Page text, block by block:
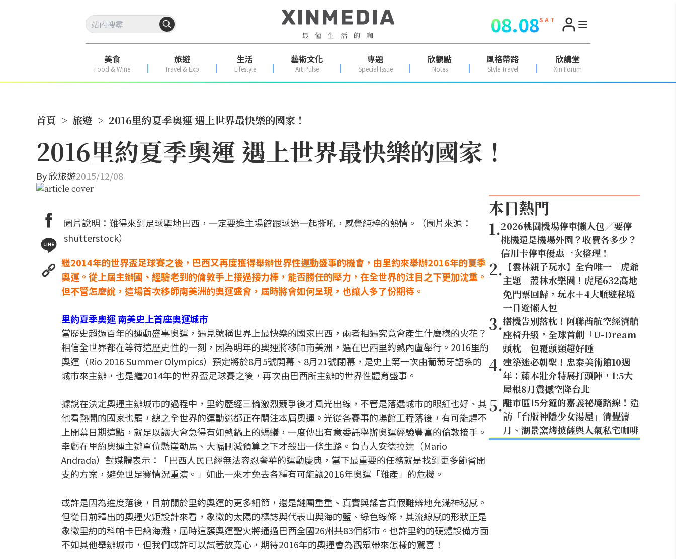
08.08S A T
美食
Food & Wine
旅遊
Travel & Exp
生活
Lifestyle
藝術文化
Art Pulse
專題
Special Issue
欣觀點
Notes
風格帶路
Style Travel
欣講堂
Xin Forum
首頁 > 旅遊 > 2016里約夏季奧運 遇上世界最快樂的國家！
2016里約夏季奧運 遇上世界最快樂的國家！
By欣旅遊2015/12/08
圖片說明：難得來到足球聖地巴西，一定要進主場館跟球迷一起撕吼，感覺純粹的熱情。（圖片來源：
shutterstock）
繼2014年的世界盃足球賽之後，巴西又再度獲得舉辦世界性運動盛事的機會，由里約來舉辦2016年的夏季
奧運。從上屆主辦國、經驗老到的倫敦手上接過接力棒，能否勝任的壓力，在全世界的注目之下更加沈重。
但不管怎麼說，這場首次移師南美洲的奧運盛會，屆時將會如何呈現，也讓人多了份期待。
里約夏季奧運 南美史上首座奧運城市
當歷史超過百年的運動盛事奧運，遇見號稱世界上最快樂的國家巴西，兩者相遇究竟會產生什麼樣的火花？
相信全世界都在等待這歷史性的一刻，因為明年的奧運將移師南美洲，選在巴西里約熱內盧舉行。2016里約
奧運（Rio 2016 Summer Olympics）預定將於8月5號開幕、8月21號閉幕，是史上第一次由葡萄牙語系的
城市來主辦，也是繼2014年的世界盃足球賽之後，再次由巴西所主辦的世界性體育盛事。
據說在決定奧運主辦城市的過程中，里約歷經三輪激烈競爭後才風光出線，不管是落選城市的眼紅也好、其
他看熱鬧的國家也罷，總之全世界的運動迷都正在關注本屆奧運。光從各賽事的場館工程落後，有可能趕不
上開幕日期這點，就足以讓大會急得有如熱鍋上的螞蟻，一度傳出有意委託舉辦奧運經驗豐富的倫敦接手。
幸虧在里約奧運主辦單位懸崖勒馬、大幅刪減預算之下才殺出一條生路。負責人安德拉達（Mario
Andrada）對媒體表示：「巴西人民已經無法容忍奢華的運動慶典，當下最重要的任務就是找到更多節省開
支的方案，避免世足賽情況重演。」如此一來才免去各種有可能讓2016年奧運「難產」的危機。
或許是因為進度落後，目前關於里約奧運的更多細節，還是謎團重重、真實與謠言真假難辨地充滿神秘感。
但從日前釋出的奧運火炬設計來看，象徵的太陽的標誌與代表山與海的藍、綠色線條，其流線感的形狀正是
象徵里約的科帕卡巴納海灘，屆時這簇奧運聖火將通過巴西全國26州共83個都市。也許里約的硬體設備方面
不如其他舉辦城市，但我們或許可以試著放寬心，期待2016年的奧運會為觀眾帶來怎樣的驚喜！
本日熱門
1.2026桃園機場停車懶人包／要停
桃機還是機場外圍？收費各多少？
信用卡停車優惠一次整理！
2. 【雲林親子玩水】全台唯一「虎爺
主題」叢林水樂園！虎尾632高地
免門票回歸，玩水＋4大順遊秘境
一日遊懶人包
3.搭機告別落枕！阿聯酋航空經濟艙
座椅升級，全球首創「U-Dream
頭枕」包覆頭頸超好睡
4.建築迷必朝聖！忠泰美術館10週
年：藤本壯介特展打頭陣，1:5大
屋根8月震撼空降台北
5.離市區15分鐘的嘉義祕境路線！造
訪「台版神隱少女湯屋」清豐濤
月、湖景窯烤披薩與人氣私宅咖啡